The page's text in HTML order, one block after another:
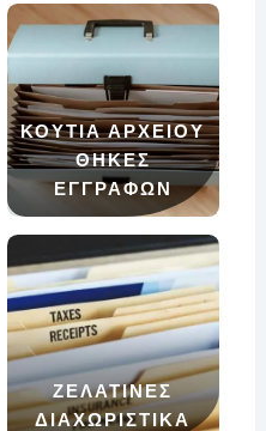
ΚΟΥΤΙΑ ΑΡΧΕΙΟΥ
ΘΗΚΕΣ
ΕΓΓΡΑΦΩΝ
ΖΕΛΑΤΙΝΕΣ
ΔΙΑΧΩΡΙΣΤΙΚΑ